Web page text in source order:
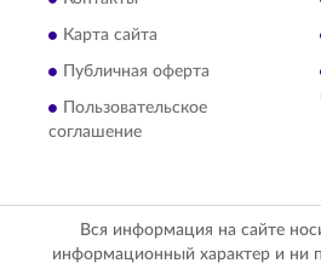
Карта сайта
Публичная оферта
Пользовательское
соглашение
Вся информация на сайте
информационный характер и ни